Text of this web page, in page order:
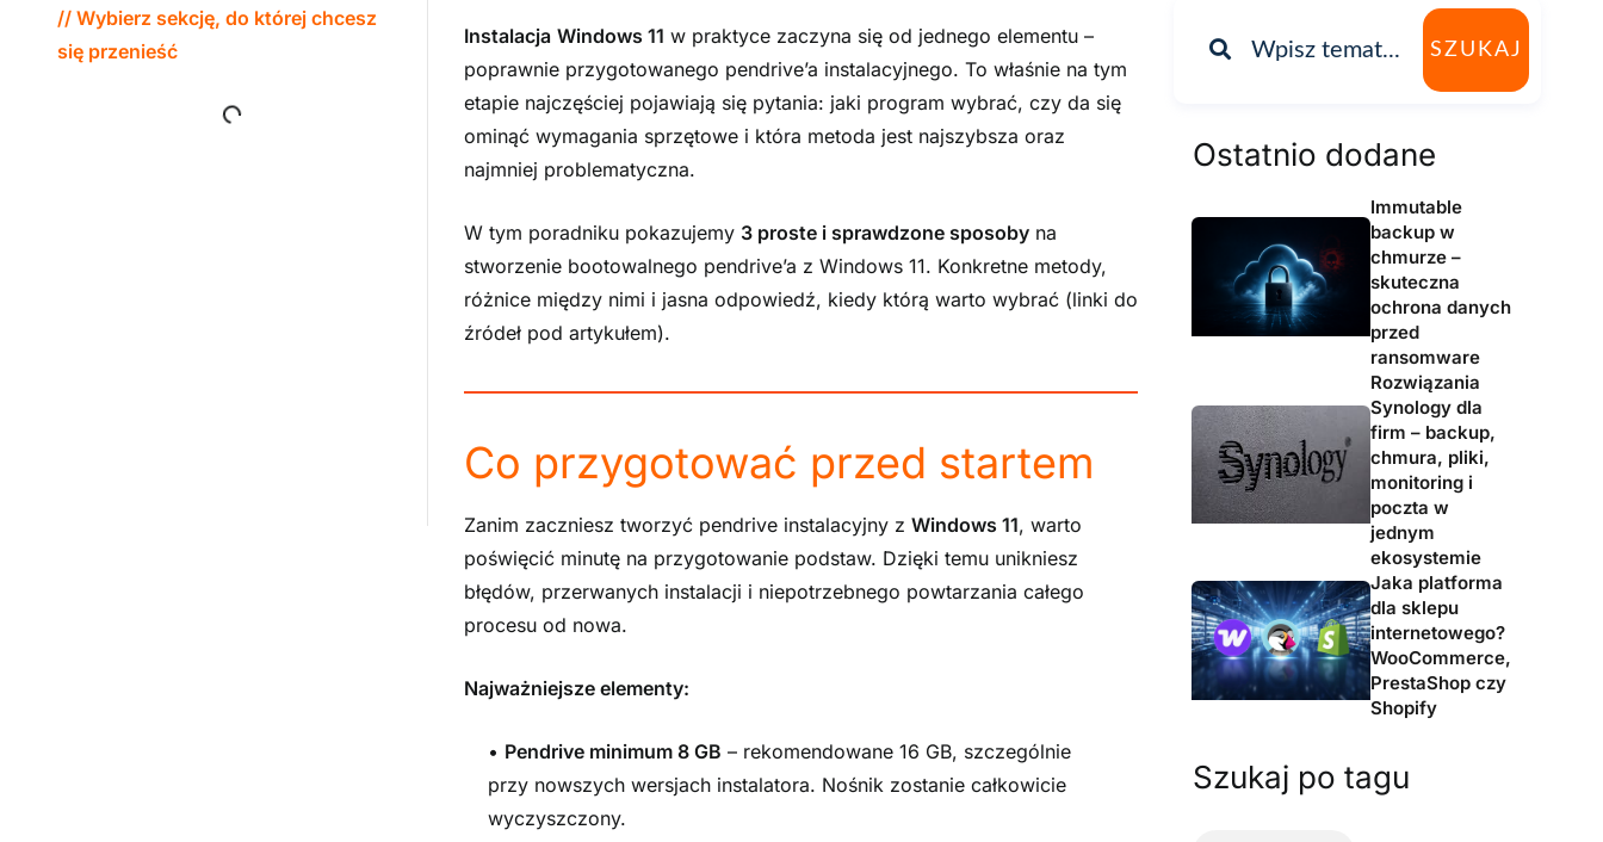
// Wybierz sekcję, do której chcesz
się przenieść
Instalacja Windows 11 w praktyce zaczyna się od jednego elementu –
poprawnie przygotowanego pendrive’a instalacyjnego. To właśnie na tym
etapie najczęściej pojawiają się pytania: jaki program wybrać, czy da się
ominąć wymagania sprzętowe i która metoda jest najszybsza oraz
najmniej problematyczna.
W tym poradniku pokazujemy 3 proste i sprawdzone sposoby na
stworzenie bootowalnego pendrive’a z Windows 11. Konkretne metody,
różnice między nimi i jasna odpowiedź, kiedy którą warto wybrać (linki do
źródeł pod artykułem).
Co przygotować przed startem
Zanim zaczniesz tworzyć pendrive instalacyjny zWindows 11, warto
poświęcić minutę na przygotowanie podstaw. Dzięki temu unikniesz
błędów, przerwanych instalacji i niepotrzebnego powtarzania całego
procesu od nowa.
Najważniejsze elementy:
• Pendrive minimum 8 GB – rekomendowane 16 GB, szczególnie
przy nowszych wersjach instalatora. Nośnik zostanie całkowicie
wyczyszczony.
SZUKAJ
Ostatnio dodane
Immutable
backup w
chmurze –
skuteczna
ochrona danych
przed
ransomware
Rozwiązania
Synology dla
firm – backup,
chmura, pliki,
monitoring i
poczta w
jednym
ekosystemie
Jaka platforma
dla sklepu
internetowego?
WooCommerce,
PrestaShop czy
Shopify
Szukaj po tagu